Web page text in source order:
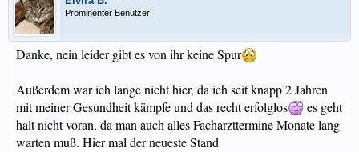
Prominenter Benutzer
Danke, nein leider gibt es von ihr keine Spur
Außerdem war ich lange nicht hier, da ich seit knapp 2 Jahren
mit meiner Gesundheit kämpfe und das recht erfolglos
es geht
halt nicht voran, da man auch alles Facharzttermine Monate lang
warten muß. Hier mal der neueste Stand